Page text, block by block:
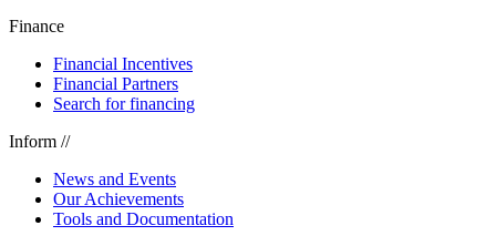
Finance
Financial Incentives
Financial Partners
Search for financing
Inform //
News and Events
Our Achievements
Tools and Documentation